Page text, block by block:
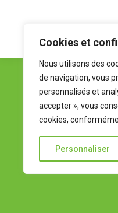
Cookies et
Nous utilisons des
de navigation, vous
personnalisés et
accepter », vous
cookies,
Personnaliser